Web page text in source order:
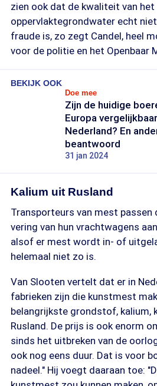
zien ook dat de kwaliteit van het
oppervlaktegrondwater echt
fraude is, zo zegt Candel, heel
voor de politie en het Openbaar
BEKIJK OOK
Doe mee
Zijn de huidige
Europa
Nederland? En
beantwoord
31 jan 2024
Kalium uit Rusland
Transporteurs van mest passen
vering van hun vrachtwagens
alsof er mest wordt in- of
helemaal niet zo is.
Van Slooten vertelt dat er in
fabrieken zijn die kunstmest
belangrijkste grondstof, kalium,
Rusland. De prijs is ook enorm
sinds het uitbreken van de
ook nog eens duur. Dat is voor
nadeel." Hij voegt daaraan toe: